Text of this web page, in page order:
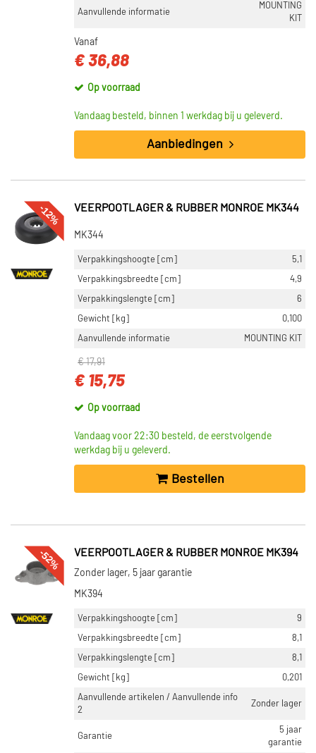
Aanvullende informatie
MOUNTING
KIT
Vanaf
€ 36,88
Op voorraad
Vandaag besteld, binnen 1 werkdag bij u geleverd.
Aanbiedingen
-12% VEERPOOTLAGER & RUBBER MONROE MK344
MK344
Verpakkingshoogte [cm]
5,1
Verpakkingsbreedte [cm]
4,9
Verpakkingslengte [cm]
6
Gewicht [kg]
0,100
Aanvullende informatie
MOUNTING KIT
€ 17,91
€ 15,75
Op voorraad
Vandaag voor 22:30 besteld, de eerstvolgende
werkdag bij u geleverd.
Bestellen
-52% VEERPOOTLAGER & RUBBER MONROE MK394
Zonder lager, 5 jaar garantie
MK394
Verpakkingshoogte [cm]
9
Verpakkingsbreedte [cm]
8,1
Verpakkingslengte [cm]
8,1
Gewicht [kg]
0,201
Aanvullende artikelen / Aanvullende info
2
Zonder lager
Garantie
5 jaar
garantie